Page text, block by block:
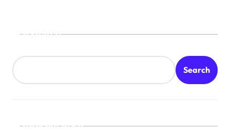
Search
Search
Recent Posts